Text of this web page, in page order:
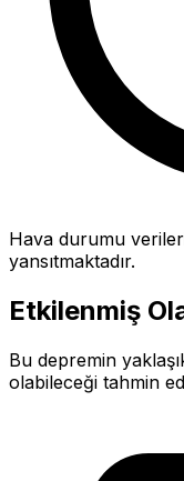
Hava durumu
yansıtmaktadır.
Etkilenmiş
Bu depremin
olabileceği tahmin